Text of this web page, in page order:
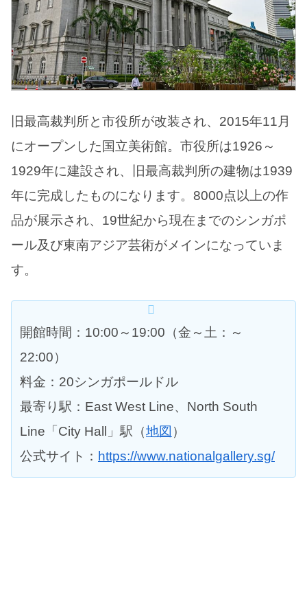
旧最高裁判所と市役所が改装され、2015年11月
にオープンした国立美術館。市役所は1926～
1929年に建設され、旧最高裁判所の建物は1939
年に完成したものになります。8000点以上の作
品が展示され、19世紀から現在までのシンガポ
ール及び東南アジア芸術がメインになっていま
す。
開館時間：10:00～19:00（金～土：～
22:00）
料金：20シンガポールドル
最寄り駅：East West Line、North South
Line「City Hall」駅（地図 ）
公式サイト： https://www.nationalgallery.sg/